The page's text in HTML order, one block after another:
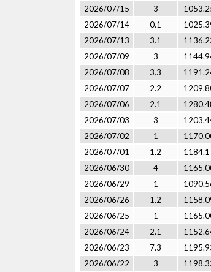
2026/07/15
3
2026/07/14
0.1
2026/07/13
3.1
2026/07/09
3
2026/07/08
3.3
2026/07/07
2.2
2026/07/06
2.1
2026/07/03
3
2026/07/02
1
2026/07/01
1.2
2026/06/30
4
2026/06/29
1
2026/06/26
1.2
2026/06/25
1
2026/06/24
2.1
2026/06/23
7.3
2026/06/22
3